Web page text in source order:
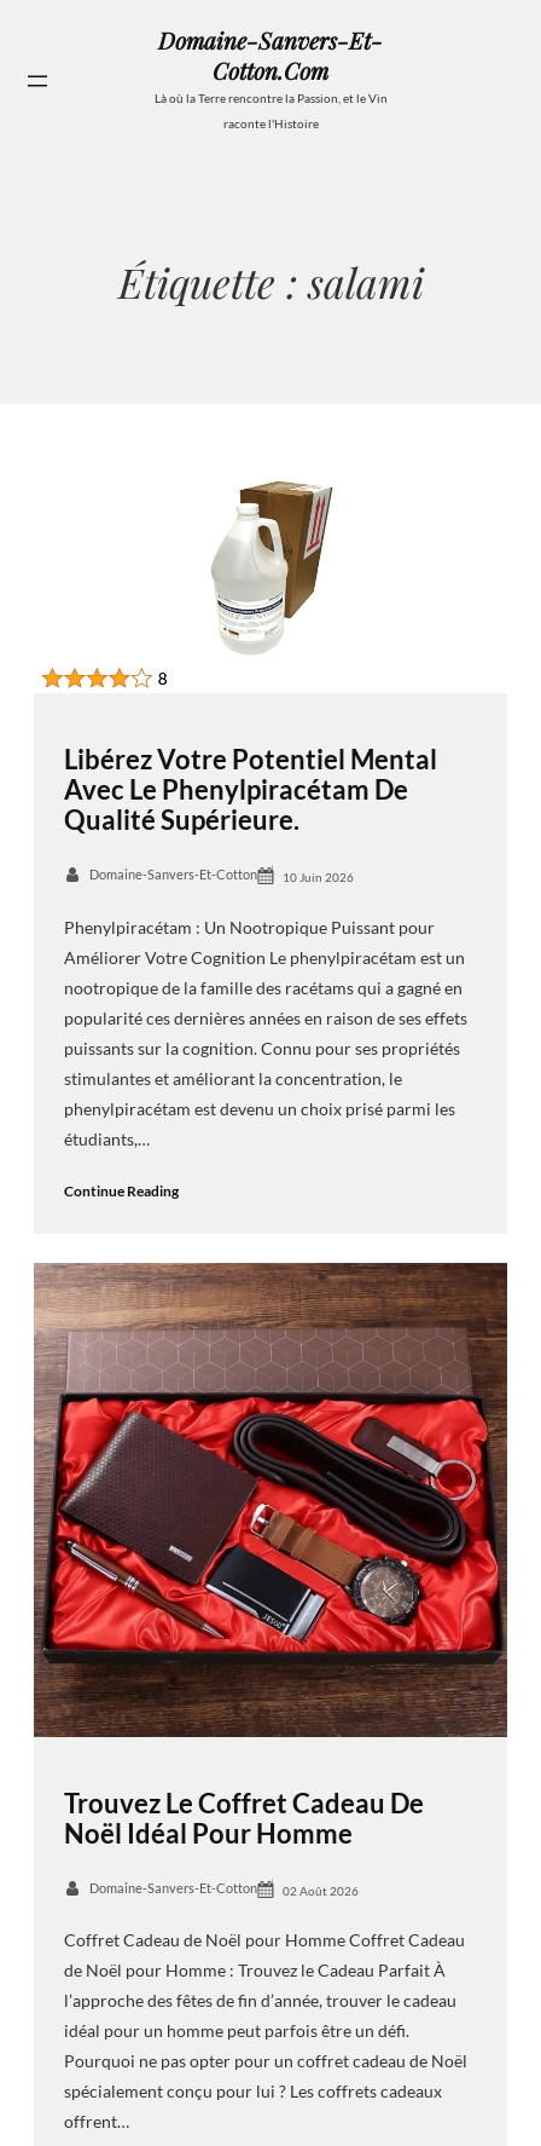
contenu
Domaine-Sanvers-Et-
Cotton.com
Là où la Terre rencontre la Passion, et le Vin
raconte l'Histoire
Étiquette :salami
Libérez Votre Potentiel Mental
Avec Le Phenylpiracétam De
Qualité Supérieure.
Domaine-Sanvers-Et-Cotton 10 Juin 2026
Phenylpiracétam : Un Nootropique Puissant pour
Améliorer Votre Cognition Le phenylpiracétam est un
nootropique de la famille des racétams qui a gagné en
popularité ces dernières années en raison de ses effets
puissants sur la cognition. Connu pour ses propriétés
stimulantes et améliorant la concentration, le
phenylpiracétam est devenu un choix prisé parmi les
étudiants,…
Continue Reading
Trouvez Le Coffret Cadeau De
Noël Idéal Pour Homme
Domaine-Sanvers-Et-Cotton 02 Août 2026
Coffret Cadeau de Noël pour Homme Coffret Cadeau
de Noël pour Homme : Trouvez le Cadeau Parfait À
l’approche des fêtes de fin d’année, trouver le cadeau
idéal pour un homme peut parfois être un défi.
Pourquoi ne pas opter pour un coffret cadeau de Noël
spécialement conçu pour lui ? Les coffrets cadeaux
offrent…